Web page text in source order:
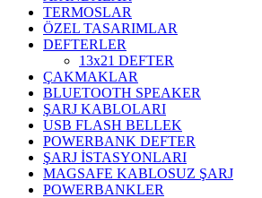
TERMOSLAR
ÖZEL TASARIMLAR
DEFTERLER
13x21 DEFTER
ÇAKMAKLAR
BLUETOOTH SPEAKER
ŞARJ KABLOLARI
USB FLASH BELLEK
POWERBANK DEFTER
ŞARJ İSTASYONLARI
MAGSAFE KABLOSUZ ŞARJ
POWERBANKLER